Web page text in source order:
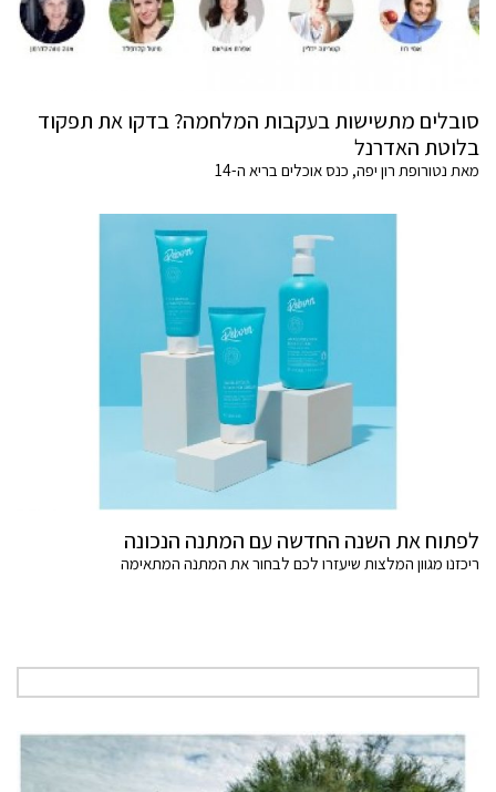
סובלים מתשישות בעקבות המלחמה? בדקו את תפקוד
בלוטת האדרנל
מאת נטורופת רון יפה, כנס אוכלים בריא ה-14
לפתוח את השנה החדשה עם המתנה הנכונה
ריכזנו מגוון המלצות שיעזרו לכם לבחור את המתנה המתאימה